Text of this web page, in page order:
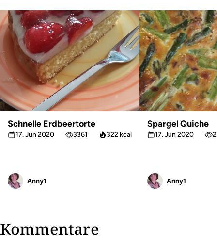
Schnelle Erdbeertorte
17. Jun 2020 3361 322 kcal
Anny1
Spargel Quiche
17. Jun 2020
Anny1
Kommentare